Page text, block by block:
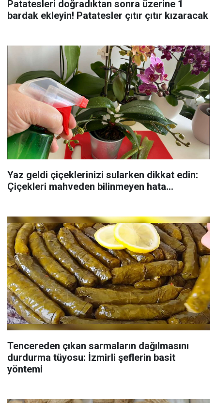
Patatesleri doğradıktan sonra üzerine 1
bardak ekleyin! Patatesler çıtır çıtır kızaracak
Yaz geldi çiçeklerinizi sularken dikkat edin:
Çiçekleri mahveden bilinmeyen hata...
Tencereden çıkan sarmaların dağılmasını
durdurma tüyosu: İzmirli şeflerin basit
yöntemi